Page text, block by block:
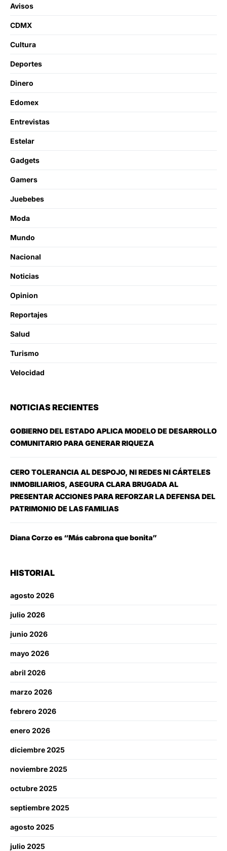
Avisos
CDMX
Cultura
Deportes
Dinero
Edomex
Entrevistas
Estelar
Gadgets
Gamers
Juebebes
Moda
Mundo
Nacional
Noticias
Opinion
Reportajes
Salud
Turismo
Velocidad
NOTICIAS RECIENTES
GOBIERNO DEL ESTADO APLICA MODELO DE DESARROLLO
COMUNITARIO PARA GENERAR RIQUEZA
CERO TOLERANCIA AL DESPOJO, NI REDES NI CÁRTELES
INMOBILIARIOS, ASEGURA CLARA BRUGADA AL
PRESENTAR ACCIONES PARA REFORZAR LA DEFENSA DEL
PATRIMONIO DE LAS FAMILIAS
Diana Corzo es “Más cabrona que bonita”
HISTORIAL
agosto 2026
julio 2026
junio 2026
mayo 2026
abril 2026
marzo 2026
febrero 2026
enero 2026
diciembre 2025
noviembre 2025
octubre 2025
septiembre 2025
agosto 2025
julio 2025